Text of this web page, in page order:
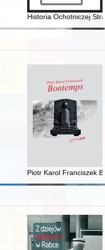
vs. sędziowie 1975-2025. T. 3
jutroHistoria Ochotniczej
rabunków kościołów i
Hollywood na wizerunek kobiet
Piotr Karol Franciszek